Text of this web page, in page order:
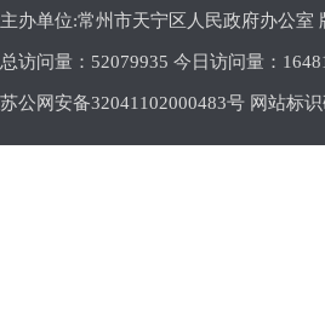
主办单位:常州市天宁区人民政府办公室
总访问量： 52079935 今日访问量：
苏公网安备32041102000483号 网站标识